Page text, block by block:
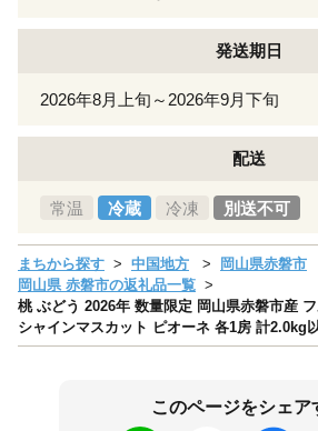
発送期日
2026年8月上旬～2026年9月下旬
配送
常温 冷蔵 冷凍 別送不可
まちから探す 中国地方
岡山県赤磐市
岡山県 赤磐市の返礼品一覧
桃 ぶどう 2026年 数量限定 岡山県赤磐市産
シャインマスカット ピオーネ 各1房 計2.0kg
このページをシェア